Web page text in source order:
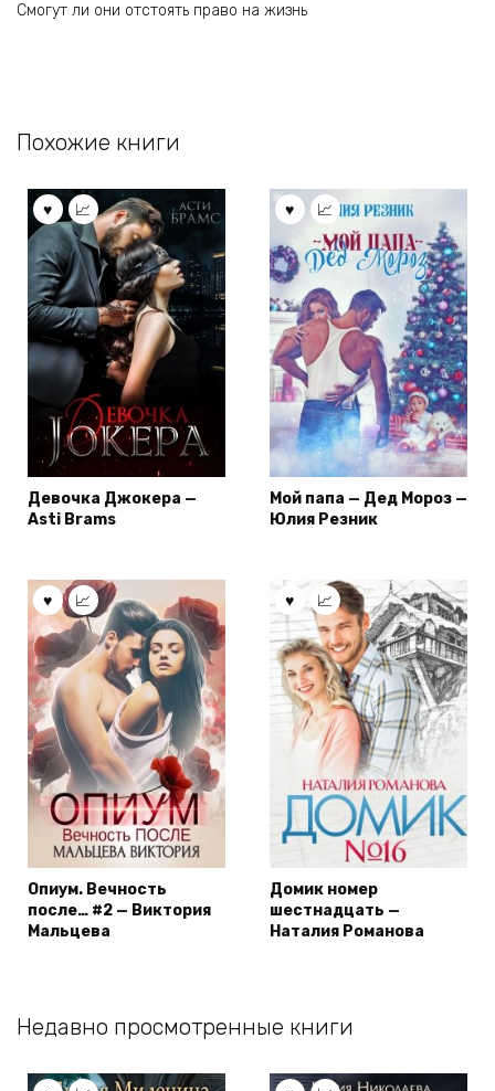
Смогут ли они отстоять право на жизнь
Похожие книги
Девочка Джокера —
Asti Brams
Мой папа — Дед Мороз —
Юлия Резник
Опиум. Вечность
после… #2 — Виктория
Мальцева
Домик номер
шестнадцать —
Наталия Романова
Недавно просмотренные книги